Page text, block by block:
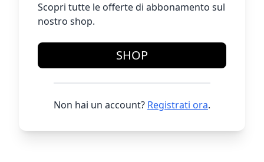
Scopri tutte le offerte di abbonamento sul
nostro shop.
SHOP
Non hai un account? Registrati ora.